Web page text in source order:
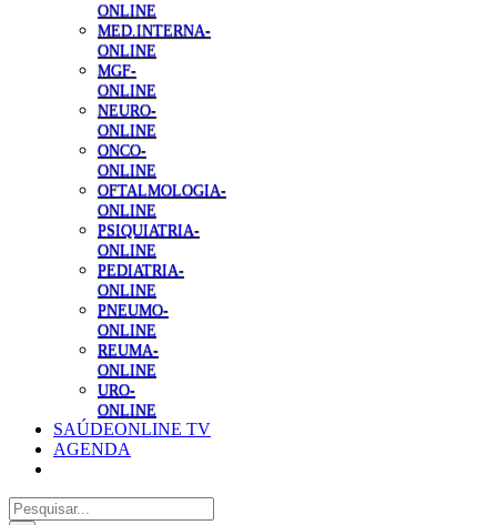
ONLINE
MED.INTERNA-
ONLINE
MGF-
ONLINE
NEURO-
ONLINE
ONCO-
ONLINE
OFTALMOLOGIA-
ONLINE
PSIQUIATRIA-
ONLINE
PEDIATRIA-
ONLINE
PNEUMO-
ONLINE
REUMA-
ONLINE
URO-
ONLINE
SAÚDEONLINE TV
AGENDA
Pesquisar